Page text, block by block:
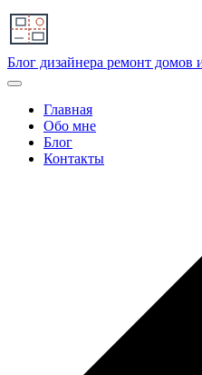
Блог дизайнера ремонт домов
Главная
Обо мне
Блог
Контакты